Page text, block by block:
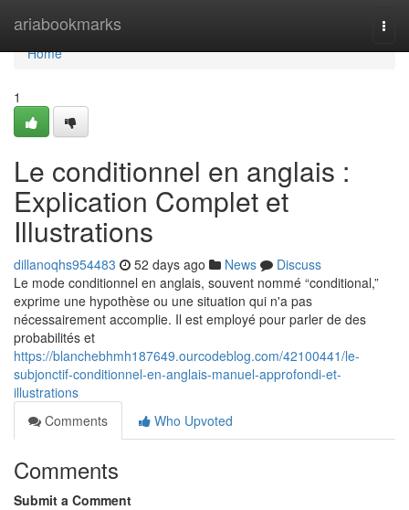
ariabookmarks
Home
Home
1
Le conditionnel en anglais :
Explication Complet et
Illustrations
dillanoqhs954483 52 days ago News
Discuss
Le mode conditionnel en anglais, souvent nommé “conditional,”
exprime une hypothèse ou une situation qui n'a pas
nécessairement accomplie. Il est employé pour parler de des
probabilités et
https://blanchebhmh187649.ourcodeblog.com/42100441/le-
subjonctif-conditionnel-en-anglais-manuel-approfondi-et-
illustrations
Comments
Who Upvoted
Comments
Submit a Comment